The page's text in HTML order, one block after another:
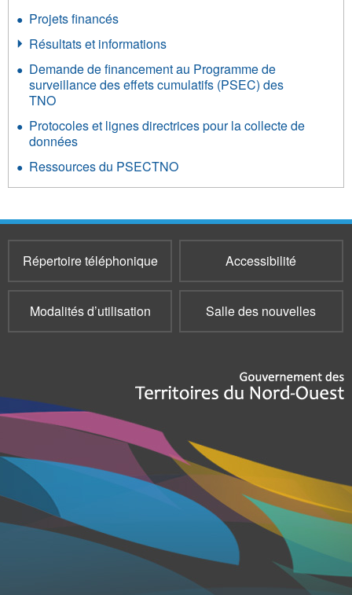
Projets financés
Résultats et informations
Demande de financement au Programme de
surveillance des effets cumulatifs (PSEC) des
TNO
Protocoles et lignes directrices pour la collecte de
données
Ressources du PSECTNO
Répertoire téléphonique Accessibilité
Modalités d’utilisation Salle des nouvelles